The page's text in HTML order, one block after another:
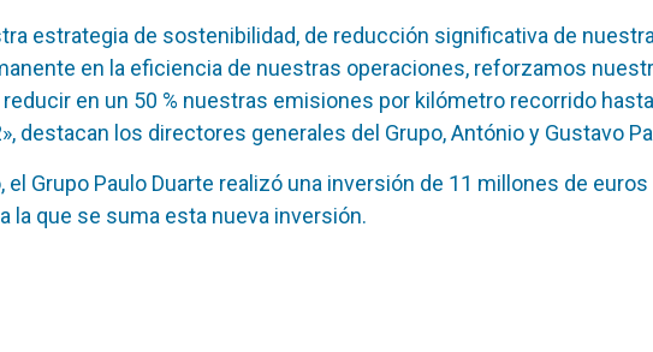
estrategia de sostenibilidad, de reducción significativa de
en la eficiencia de nuestras operaciones, reforzamos
en un 50 % nuestras emisiones por kilómetro recorrido
destacan los directores generales del Grupo, António y Gustavo
el Grupo Paulo Duarte realizó una inversión de 11 millones de euros
la que se suma esta nueva inversión.